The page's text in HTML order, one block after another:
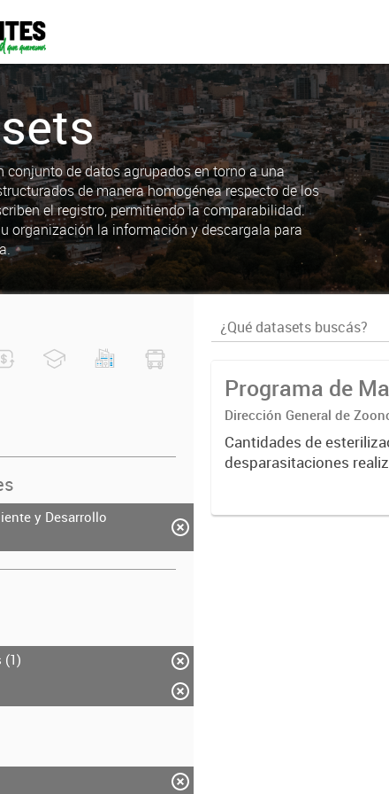
conjunto de datos agrupados en torno a una
de manera homogénea respecto de los
el registro, permitiendo la comparabilidad.
organización la información y descargala para
y Desarrollo
(1)
Programa de
Dirección General de
Secretaría de Ambiente y
Cantidades de
desparasitaciones